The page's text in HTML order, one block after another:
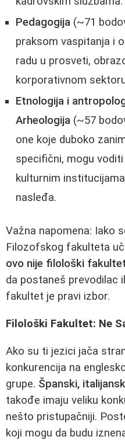
Pedagogija (~71
praksom vaspitanja i
radu u prosveti,
korporativnom
Etnologija i
Arheologija (~57
one koje duboko
specifični, mogu
kulturnim
nasleđa.
Važna napomena: Iako
Filozofskog fakulteta
ovo nije filološki
da postaneš prevodilac
fakultet je pravi izbor.
Filološki Fakultet: Ne
Ako su ti jezici jača
konkurencija na
grupe. Španski,
takođe imaju veliku
nešto pristupačniji.
koji mogu da budu